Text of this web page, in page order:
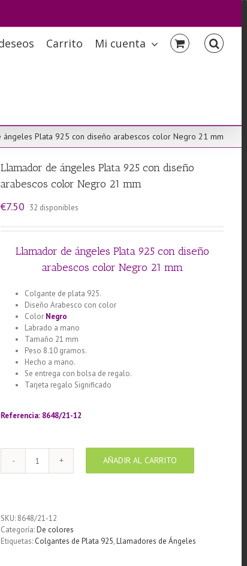
Carrito Mi cuenta
ángeles Plata 925 con diseño arabescos color Negro 21 mm
Llamador de ángeles Plata 925 con diseño
arabescos color Negro 21 mm
€7.50 32 disponibles
Llamador de ángeles Plata 925 con diseño
arabescos color Negro 21 mm
Colgante de plata 925.
Diseño Arabesco con color
Color Negro
Labrado a mano
Tamaño 21 mm
Peso 8.10 gramos.
Hecho a mano.
Se entrega con bolsa de regalo.
Tarjeta regalo Significado
Referencia: 8648/21-12
Llamador
de
con
diseño
arabescos
AÑADIR AL CARRITO
SKU: 8648/21-12
Categoría:De colores
Etiquetas: Colgantes de Plata 925,Llamadores de Ángeles